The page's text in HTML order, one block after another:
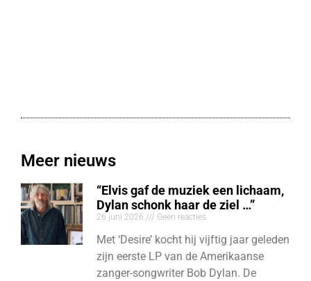
Meer nieuws
“Elvis gaf de muziek een lichaam,
Dylan schonk haar de ziel …”
26 juni 2026 Geen reacties
Met ‘Desire’ kocht hij vijftig jaar geleden
zijn eerste LP van de Amerikaanse
zanger-songwriter Bob Dylan. De